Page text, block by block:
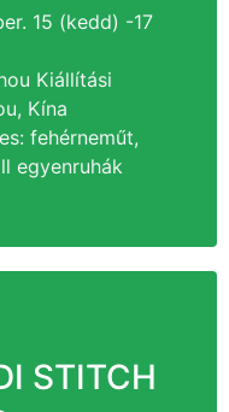
15 (kedd) -17
Kiállítási
Kína
: fehérneműt,
egyenruhák
STITCH